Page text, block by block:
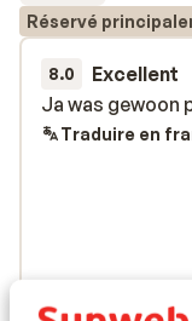
Réservé
8.0 Excellent
Ja was gewoon
Ja was gewoon
Traduire en